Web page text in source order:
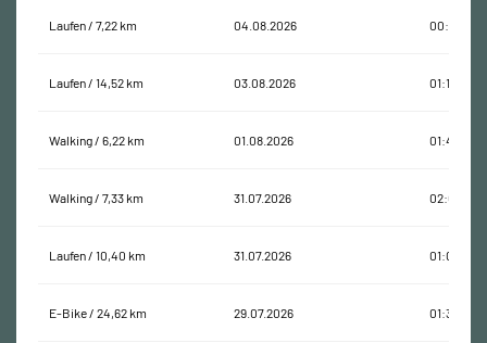
Laufen / 7,22 km 04.08.2026 00:46:09
Laufen / 14,52 km 03.08.2026 01:18:15
Walking / 6,22 km 01.08.2026 01:48:48
Walking / 7,33 km 31.07.2026 02:03:30
Laufen / 10,40 km 31.07.2026 01:01:04
E-Bike / 24,62 km 29.07.2026 01:32:22